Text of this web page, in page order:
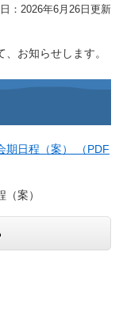
：2026年6月26日更新
お知らせします。
期日程（案） （PDF
案）​​​